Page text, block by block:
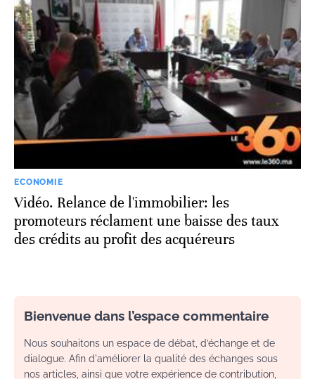
ECONOMIE
Vidéo. Relance de l'immobilier: les
promoteurs réclament une baisse des taux
des crédits au profit des acquéreurs
Bienvenue dans l’espace commentaire
Nous souhaitons un espace de débat, d’échange et de
dialogue. Afin d'améliorer la qualité des échanges sous
nos articles, ainsi que votre expérience de contribution,